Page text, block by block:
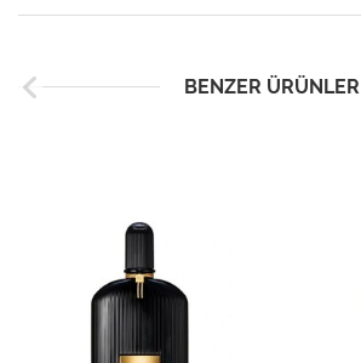
BENZER ÜRÜNLER